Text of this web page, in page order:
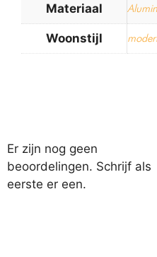
Materiaal
Woonstijl
Er zijn nog geen
beoordelingen. Schrijf als
eerste er een.